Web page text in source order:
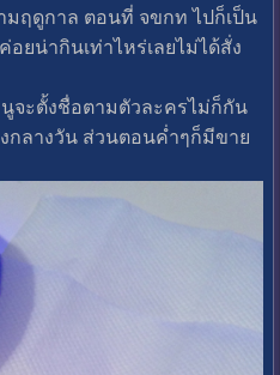
มฤดูกาล ตอนที่ จขกท ไปก็เป็น
ยน่ากินเท่าไหร่เลยไม่ได้สั่ง
นูจะตั้งชื่อตามตัวละครไม่ก็กัน
กลางวัน ส่วนตอนค่ำๆก็มีขาย